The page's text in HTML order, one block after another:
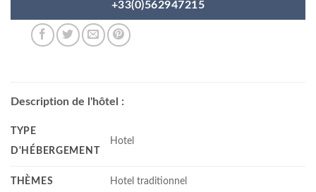
+33(0)562947215
Description de l'hôtel :
TYPE
D'HÉBERGEMENT
Hotel
THÈMES Hotel traditionnel